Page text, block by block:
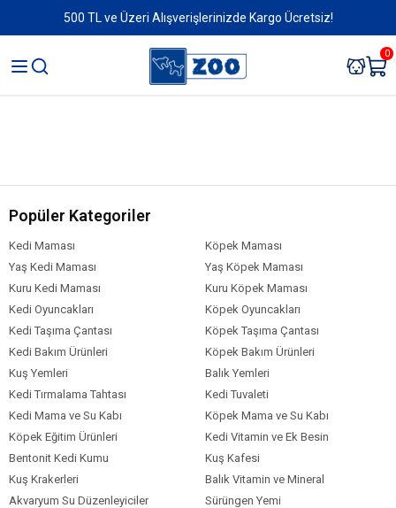
500 TL ve Üzeri Alışverişlerinizde Kargo Ücretsiz!
0
Popüler Kategoriler
Kedi Maması
Köpek Maması
Yaş Kedi Maması
Yaş Köpek Maması
Kuru Kedi Maması
Kuru Köpek Maması
Kedi Oyuncakları
Köpek Oyuncakları
Kedi Taşıma Çantası
Köpek Taşıma Çantası
Kedi Bakım Ürünleri
Köpek Bakım Ürünleri
Kuş Yemleri
Balık Yemleri
Kedi Tırmalama Tahtası
Kedi Tuvaleti
Kedi Mama ve Su Kabı
Köpek Mama ve Su Kabı
Köpek Eğitim Ürünleri
Kedi Vitamin ve Ek Besin
Bentonit Kedi Kumu
Kuş Kafesi
Kuş Krakerleri
Balık Vitamin ve Mineral
Akvaryum Su Düzenleyiciler
Sürüngen Yemi